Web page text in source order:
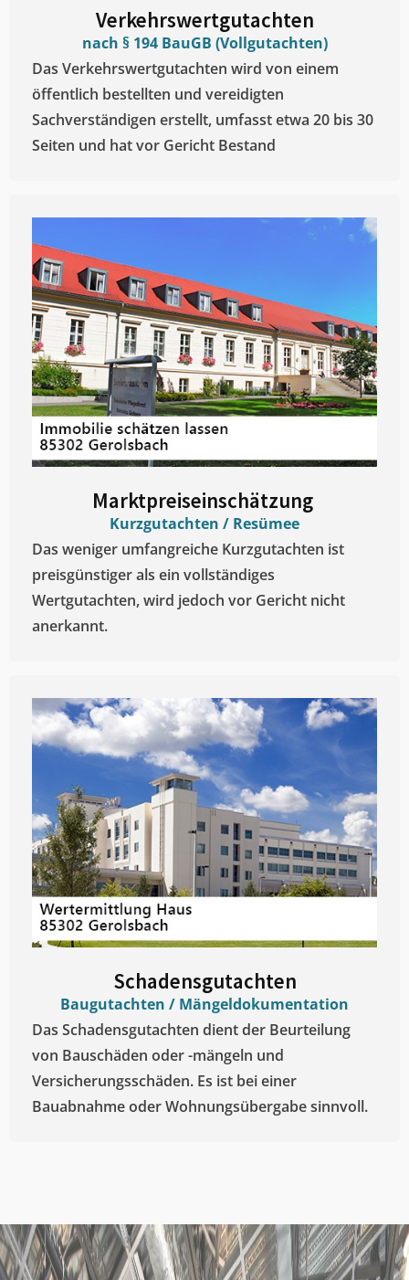
Verkehrswertgutachten
nach § 194 BauGB (Vollgutachten)
Das Verkehrswertgutachten wird von einem
öffentlich bestellten und vereidigten
Sachverständigen erstellt, umfasst etwa 20 bis 30
Seiten und hat vor Gericht Bestand
Marktpreiseinschätzung ​
Kurzgutachten / Resümee
Das weniger umfangreiche Kurzgutachten ist
preisgünstiger als ein vollständiges
Wertgutachten, wird jedoch vor Gericht nicht
anerkannt.
Schadensgutachten
Baugutachten / Mängeldokumentation
Das Schadensgutachten dient der Beurteilung
von Bauschäden oder -mängeln und
Versicherungsschäden. Es ist bei einer
Bauabnahme oder Wohnungsübergabe sinnvoll.